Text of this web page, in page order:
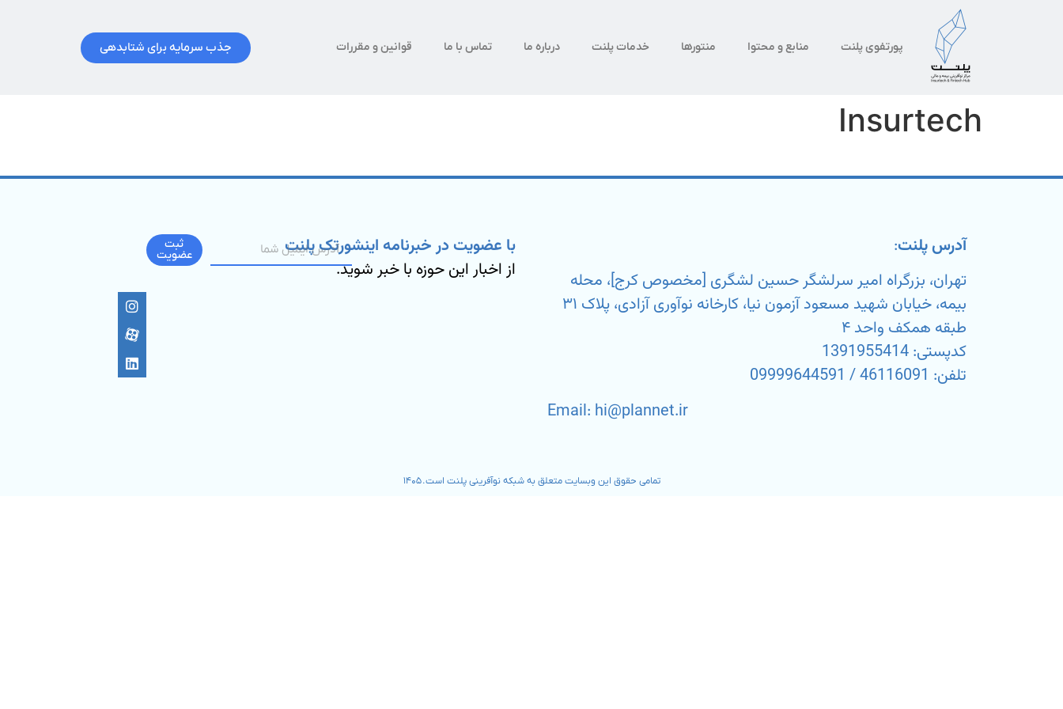
پورتفوی پلنت منابع و محتوا منتورها خدمات پلنت درباره ما تماس با ما قوانین و مقررات جذب سرمایه برای شتابدهی
Insurtech
آدرس پلنت:
تهران، بزرگراه امیر سرلشگر حسین لشگری [مخصوص کرج]، محله
بیمه، خیابان شهید مسعود آزمون نیا، کارخانه نوآوری آزادی، پلاک ۳۱
طبقه همکف واحد ۴
کدپستی: 1391955414
تلفن: 46116091 / 09999644591
Email: hi@plannet.ir
با عضویت در خبرنامه اینشورتک پلنت
از اخبار این حوزه با خبر شوید.
ثبت
عضویت
تمامی حقوق این وبسایت متعلق به شبکه نوآفرینی پلنت است. ۱۴۰۵